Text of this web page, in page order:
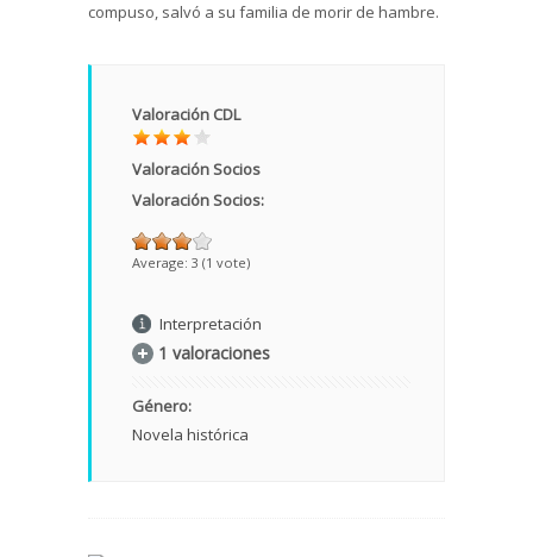
compuso, salvó a su familia de morir de hambre.
Valoración CDL
Valoración Socios
Valoración Socios:
Average: 3 (1 vote)
Interpretación
1 valoraciones
Género:
Novela histórica